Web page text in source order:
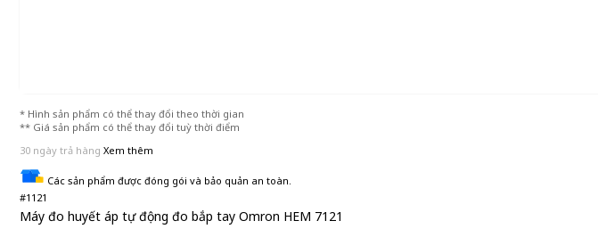
* Hình sản phẩm có thể thay đổi theo thời gian
** Giá sản phẩm có thể thay đổi tuỳ thời điểm
30 ngày trả hàng Xem thêm
Các sản phẩm được đóng gói và bảo quản an toàn.
#1121
Máy đo huyết áp tự động đo bắp tay Omron HEM 7121